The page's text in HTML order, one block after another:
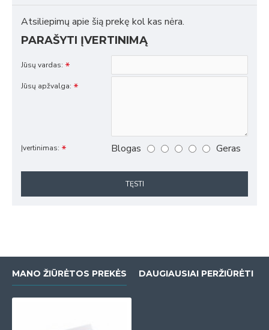
Atsiliepimų apie šią prekę kol kas nėra.
PARAŠYTI ĮVERTINIMĄ
Jūsų vardas:
Jūsų apžvalga:
Įvertinimas: Blogas Geras
TĘSTI
MANO ŽIŪRĖTOS PREKĖS DAUGIAUSIAI PERŽIŪRĖTI